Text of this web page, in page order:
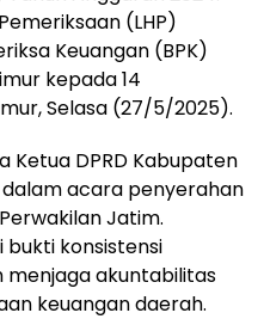
(LHP)
Keuangan (BPK)
kepada 14
Selasa (27/5/2025).
Ketua DPRD Kabupaten
acara penyerahan
Jatim.
bukti konsistensi
menjaga akuntabilitas
keuangan daerah.